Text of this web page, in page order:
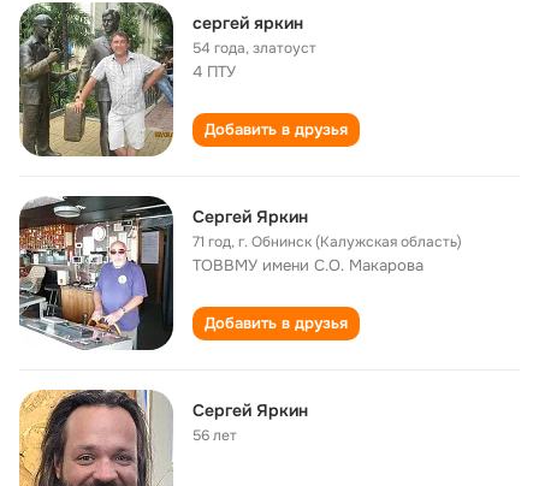
cергей яркин
54 года,златоуст
4 ПТУ
Добавить в друзья
Сергей Яркин
71 год,г. Обнинск (Калужская область)
ТОВВМУ имени С.О. Макарова
Добавить в друзья
Сергей Яркин
56 лет